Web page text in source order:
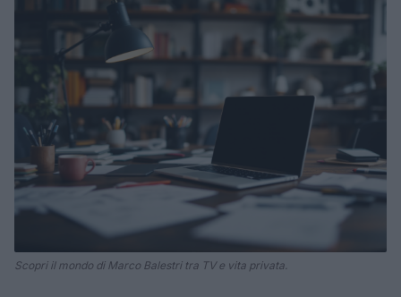
Scopri il mondo di Marco Balestri tra TV e vita privata.